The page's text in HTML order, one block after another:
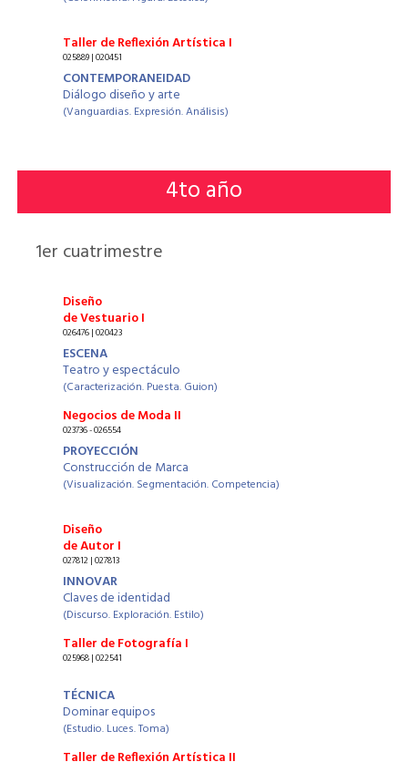
Taller de Reflexión Artística I
025889 | 020451
CONTEMPORANEIDAD
Diálogo diseño y arte
(Vanguardias. Expresión. Análisis)
4to año
1er cuatrimestre
Diseño
de Vestuario I
026476 | 020423
ESCENA
Teatro y espectáculo
(Caracterización. Puesta. Guion)
Negocios de Moda II
023736 - 026554
PROYECCIÓN
Construcción de Marca
(Visualización. Segmentación. Competencia)
Diseño
de Autor I
027812 | 027813
INNOVAR
Claves de identidad
(Discurso. Exploración. Estilo)
Taller de Fotografía I
025968 | 022541
TÉCNICA
Dominar equipos
(Estudio. Luces. Toma)